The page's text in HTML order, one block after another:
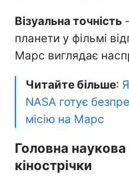
Візуальна точність
планети у фільмі
Марс виглядає
Читайте більше:
NASA готує
місію на Марс
Головна
кінострічки